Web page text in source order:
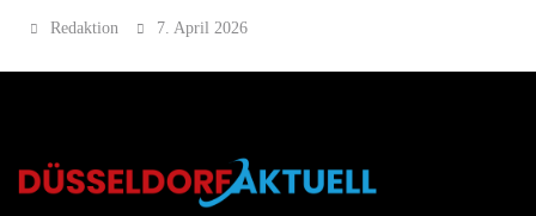
Redaktion 7. April 2026